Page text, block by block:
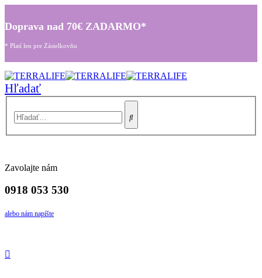
Doprava nad 70€ ZADARMO*
* Platí len pre Zásielkovňu
Hľadať
Zavolajte nám
0918 053 530
alebo nám napíšte